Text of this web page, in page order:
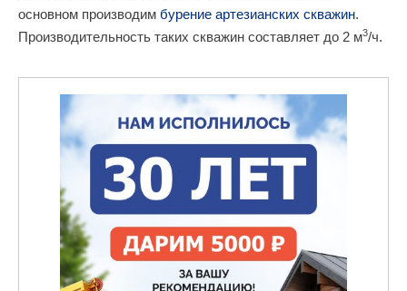
основном производим бурение артезианских скважин.
Производительность таких скважин составляет до 2 м3/ч.